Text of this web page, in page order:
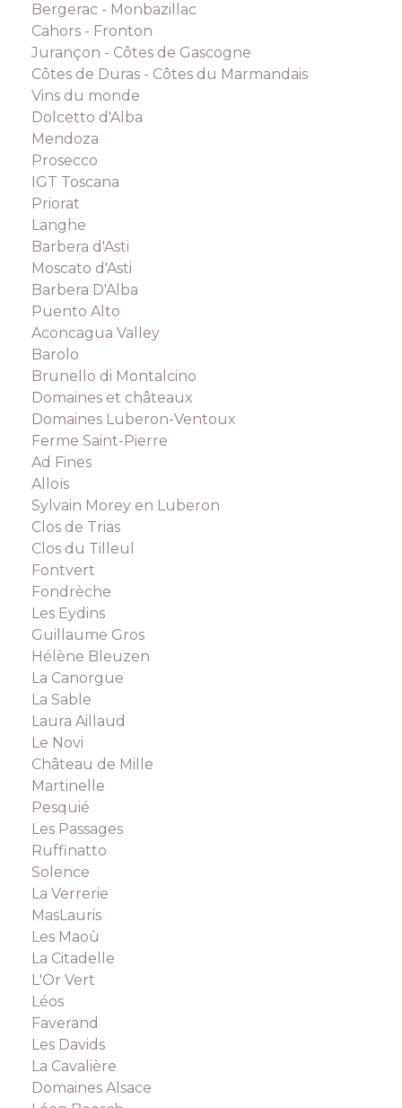
Bergerac - Monbazillac
Cahors - Fronton
Jurançon - Côtes de Gascogne
Côtes de Duras - Côtes du Marmandais
Vins du monde
Dolcetto d'Alba
Mendoza
Prosecco
IGT Toscana
Priorat
Langhe
Barbera d'Asti
Moscato d'Asti
Barbera D'Alba
Puento Alto
Aconcagua Valley
Barolo
Brunello di Montalcino
Domaines et châteaux
Domaines Luberon-Ventoux
Ferme Saint-Pierre
Ad Fines
Alloïs
Sylvain Morey en Luberon
Clos de Trias
Clos du Tilleul
Fontvert
Fondrèche
Les Eydins
Guillaume Gros
Hélène Bleuzen
La Canorgue
La Sable
Laura Aillaud
Le Novi
Château de Mille
Martinelle
Pesquié
Les Passages
Ruffinatto
Solence
La Verrerie
MasLauris
Les Maoù
La Citadelle
L'Or Vert
Léos
Faverand
Les Davids
La Cavalière
Domaines Alsace